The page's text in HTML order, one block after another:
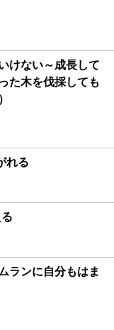
けない～成長して
た木を伐採しても
れる
ランに自分もはま